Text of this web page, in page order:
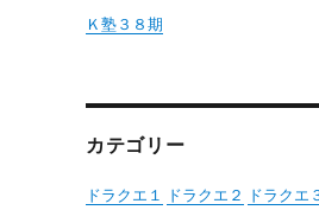
Ｋ塾３８期
カテゴリー
ドラクエ１ ドラクエ２ ドラクエ